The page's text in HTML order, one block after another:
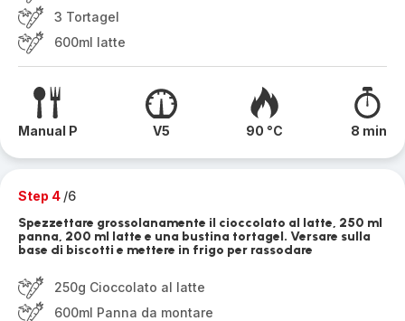
3 Tortagel
600ml latte
Manual P V5 90 °C 8 min
Step 4 /6
Spezzettare grossolanamente il cioccolato al latte, 250 ml
panna, 200 ml latte e una bustina tortagel. Versare sulla
base di biscotti e mettere in frigo per rassodare
250g Cioccolato al latte
600ml Panna da montare